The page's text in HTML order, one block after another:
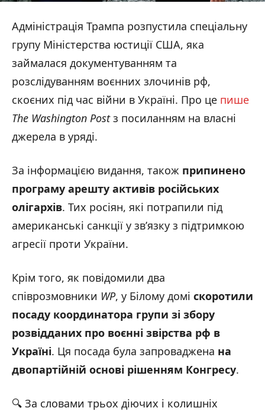
Адміністрація Трампа розпустила спеціальну
групу Міністерства юстиції США, яка
займалася документуванням та
розслідуванням воєнних злочинів рф,
скоєних під час війни в Україні. Про це пише
The Washington Postз посиланням на власні
джерела в уряді.
За інформацією видання, також припинено
програму арешту активів російських
олігархів. Тих росіян, які потрапили під
американські санкції у зв’язку з підтримкою
агресії проти України.
Крім того, як повідомили два
співрозмовники WP, у Білому домі скоротили
посаду координатора групи зі збору
розвідданих про воєнні звірства рф в
Україні. Ця посада була запроваджена на
двопартійній основі рішенням Конгресу.
🔍 За словами трьох діючих і колишніх